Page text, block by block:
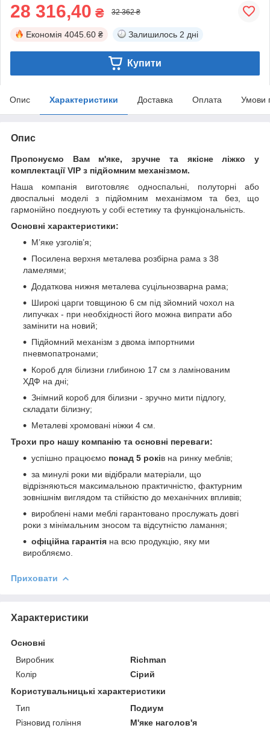
28 316,40 ₴ 32 362 ₴
Економія 4045.60 ₴ Залишилось 2 дні
Купити
Опис Характеристики Доставка Оплата Умови
Опис
Пропонуємо Вам м'яке, зручне та якiсне ліжко у
комплектації VIP з підйомним механізмом.
Наша компанія виготовляє односпальні, полуторні або
двоспальні моделі з підйомним механізмом та без, що
гармонійно поєднують у собі естетику та функціональність.
Основні характеристики:
М’яке узголів’я;
Посилена верхня металева розбірна рама з 38
ламелями;
Додаткова нижня металева суцільнозварна рама;
Широкі царги товщиною 6 см під зйомний чохол на
липучках - при необхідності його можна випрати або
замінити на новий;
Підйомний механізм з двома імпортними
пневмопатронами;
Короб для білизни глибиною 17 см з ламінованим
ХДФ на дні;
Знімний короб для білизни - зручно мити підлогу,
складати білизну;
Металеві хромовані ніжки 4 см.
Трохи про нашу компанію та основні переваги:
успішно працюємо понад 5 років на ринку меблів;
за минулі роки ми відібрали матеріали, що
відрізняються максимальною практичністю, фактурним
зовнішнім виглядом та стійкістю до механічних впливів;
вироблені нами меблі гарантовано прослужать довгі
роки з мінімальним зносом та відсутністю ламання;
офіційна гарантія на всю продукцію, яку ми
виробляємо.
Приховати
Характеристики
Основні
Виробник
Richman
Колір
Сірий
Користувальницькі характеристики
Тип
Подиум
Різновид гоління
М'яке наголов'я